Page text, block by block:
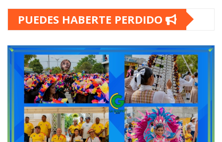
PUEDES HABERTE PERDIDO